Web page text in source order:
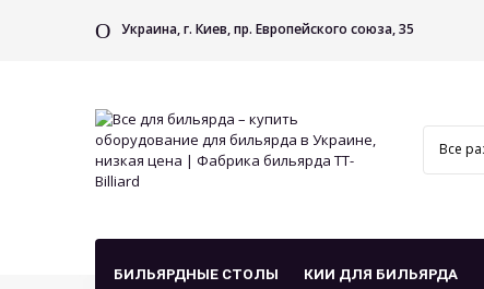
Украина, г. Киев, пр. Европейского союза, 35
БИЛЬЯРДНЫЕ СТОЛЫ КИИ ДЛЯ БИЛЬЯРДА